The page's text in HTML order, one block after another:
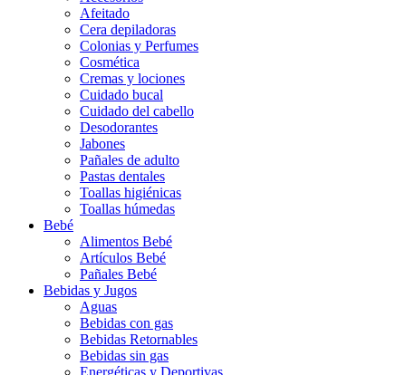
Afeitado
Cera depiladoras
Colonias y Perfumes
Cosmética
Cremas y lociones
Cuidado bucal
Cuidado del cabello
Desodorantes
Jabones
Pañales de adulto
Pastas dentales
Toallas higiénicas
Toallas húmedas
Bebé
Alimentos Bebé
Artículos Bebé
Pañales Bebé
Bebidas y Jugos
Aguas
Bebidas con gas
Bebidas Retornables
Bebidas sin gas
Energéticas y Deportivas